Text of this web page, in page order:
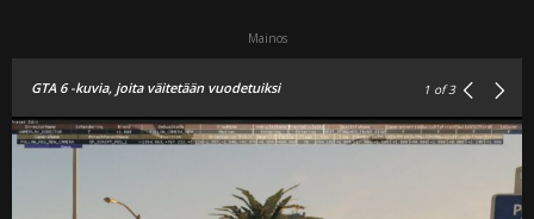
Mainos
GTA 6 -kuvia, joita väitetään vuodetuiksi 1 of 3